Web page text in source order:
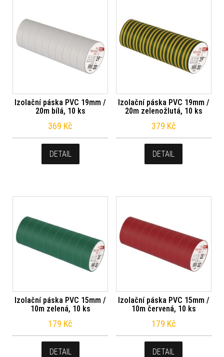
Izolační páska PVC 19mm /
20m bílá, 10 ks
369 Kč
DETAIL
Izolační páska PVC 19mm /
20m zelenožlutá, 10 ks
379 Kč
DETAIL
Izolační páska PVC 15mm /
10m zelená, 10 ks
179 Kč
DETAIL
Izolační páska PVC 15mm /
10m červená, 10 ks
179 Kč
DETAIL